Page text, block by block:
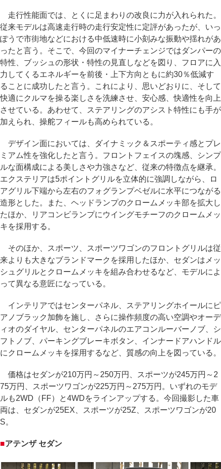
走行性能面では、とくに足まわりの改良に力が入れられた。
従来モデルは高速走行時の走行安定性に定評があったが、いっ
ぽうで市街地などにおける中低速時に小刻みな振動や揺れがあ
ったと言う。そこで、今回のマイナーチェンジではダンパーの
特性、ブッシュの形状・特性の見直しなどを図り、フロアに入
力してくるエネルギーを前後・上下方向ともに約30％低減す
ることに成功したと言う。これにより、思いどおりに、そして
快適にクルマを操る楽しさを洗練させ、安心感、快適性を向上
させている。あわせて、ステアリングのアシスト特性にも手が
加えられ、操舵フィールも高められている。
デザイン面においては、ダイナミック＆スポーティ感とプレ
ミアム性を強化したと言う。フロントフェイスの塊感、シンプ
ルな面構成による美しさや力強さなど、従来の特徴点を継承。
エクステリアは5ポイントグリルを立体的に強調しながら、ロ
アグリル下端から左右のフォグランプベゼルに水平につながる
造形とした。また、ヘッドランプのクロームメッキ部を拡大し
たほか、リアコンビランプにウイングモチーフのクロームメッ
キを採用する。
そのほか、スポーツ、スポーツワゴンのフロントグリルは従
来よりも大きなブランドマークを採用したほか、セダンはメッ
シュグリルとクロームメッキを組み合わせるなど、モデルによ
って異なる意匠になっている。
インテリアではセンターパネル、ステアリングホイールにピ
アノブラック加飾を施し、さらに操作頻度の高い空調やオーデ
ィオのダイヤル、センターパネルのエアコンルーバーノブ、シ
フトノブ、パーキングブレーキボタン、インナードアハンドル
にクロームメッキを採用するなど、質感の向上を図っている。
価格はセダンが210万円～250万円、スポーツが245万円～2
75万円、スポーツワゴンが225万円～275万円。いずれのモデ
ルも2WD（FF）と4WDをラインアップする。今回撮影した車
両は、セダンが25EX、スポーツが25Z、スポーツワゴンが20
S。
■アテンザ セダン